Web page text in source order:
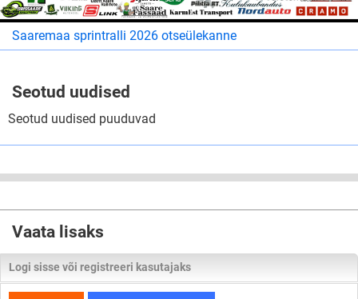
Saaremaa sprintralli 2026 otseülekanne
Seotud uudised
Seotud uudised puuduvad
Vaata lisaks
Logi sisse või registreeri kasutajaks